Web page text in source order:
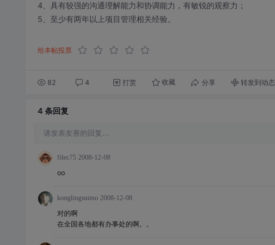
4、具有较强的沟通理解能力和协调能力，有敏锐的观察力；
5、至少有两年以上项目管理相关经验。
给本帖投票
82 4 打赏 收藏 分享 转发到动态
4 条回复
请发表友善的回复…
filec75 2008-12-08
oo
konglingsuimo 2008-12-08
对的啊
在全国各地都有办事处的啊。。